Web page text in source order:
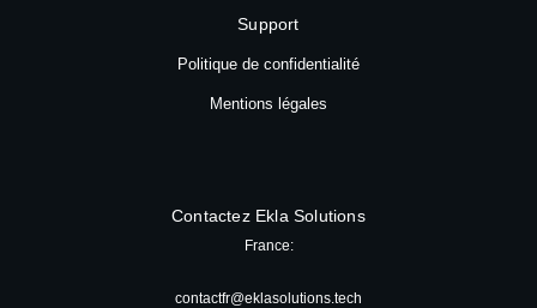
Support
Politique de confidentialité
Mentions légales
Contactez Ekla Solutions
France:
contactfr@eklasolutions.tech